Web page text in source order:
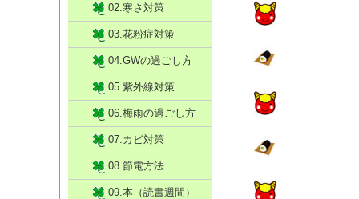
02.寒さ対策
03.花粉症対策
04.GWの過ごし方
05.紫外線対策
06.梅雨の過ごし方
07.カビ対策
08.節電方法
09.本（読書週間）